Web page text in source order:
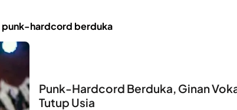
punk-hardcord berduka
Punk-Hardcord Berduka, Ginan
Tutup Usia